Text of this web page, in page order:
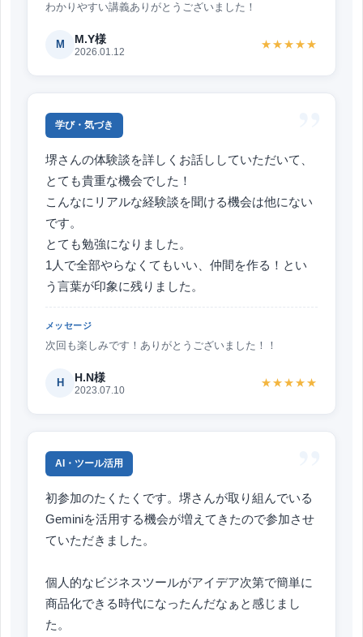
わかりやすい講義ありがとうございました！
M M.Y様
2026.01.12
★★★★★
学び・気づき
堺さんの体験談を詳しくお話ししていただいて、
とても貴重な機会でした！
こんなにリアルな経験談を聞ける機会は他にない
です。
とても勉強になりました。
1人で全部やらなくてもいい、仲間を作る！とい
う言葉が印象に残りました。
メッセージ
次回も楽しみです！ありがとうございました！！
H H.N様
2023.07.10
★★★★★
AI・ツール活用
初参加のたくたくです。堺さんが取り組んでいる
Geminiを活用する機会が増えてきたので参加させ
ていただきました。
個人的なビジネスツールがアイデア次第で簡単に
商品化できる時代になったんだなぁと感じまし
た。